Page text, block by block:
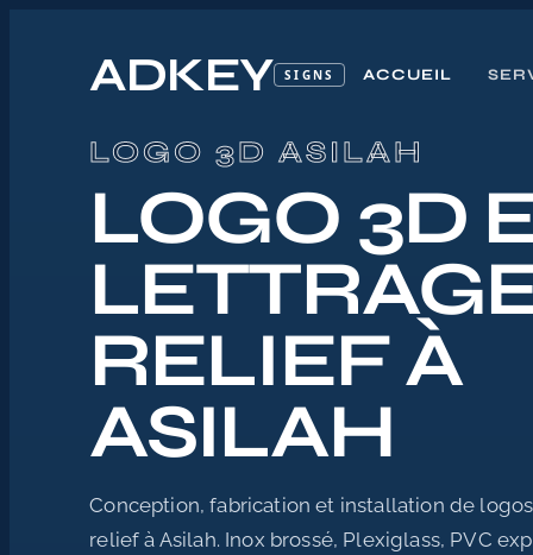
ADKEY SIGNS ACCUEIL
Accueil
/
Logo 3D Maroc
/
Logo 3D Asilah
LOGO 3D ASILAH
LOGO 3D
RELIEF À
ASILAH
Conception, fabrication et installation de
relief à Asilah. Inox brossé, Plexiglass, PVC